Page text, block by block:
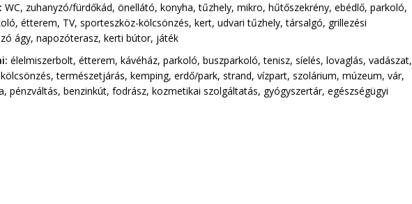
WC, zuhanyzó/fürdőkád, önellátó, konyha, tűzhely, mikro, hűtőszekrény, ebédlő, parkoló,
étterem, TV, sporteszköz-kölcsönzés, kert, udvari tűzhely, társalgó, grillezési
ágy, napozóterasz, kerti bútor, játék
élelmiszerbolt, étterem, kávéház, parkoló, buszparkoló, tenisz, síelés, lovaglás, vadászat,
természetjárás, kemping, erdő/park, strand, vízpart, szolárium, múzeum, vár,
pénzváltás, benzinkút, fodrász, kozmetikai szolgáltatás, gyógyszertár, egészségügyi